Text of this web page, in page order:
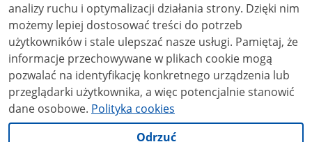
analizy ruchu i optymalizacji działania strony. Dzięki nim
możemy lepiej dostosować treści do potrzeb
użytkowników i stale ulepszać nasze usługi. Pamiętaj, że
informacje przechowywane w plikach cookie mogą
pozwalać na identyfikację konkretnego urządzenia lub
przeglądarki użytkownika, a więc potencjalnie stanowić
dane osobowe. Polityka cookies
Odrzuć